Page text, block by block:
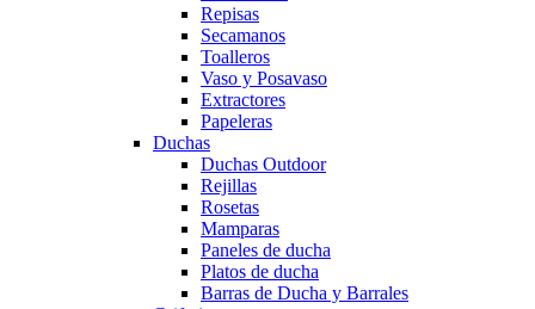
Repisas
Secamanos
Toalleros
Vaso y Posavaso
Extractores
Papeleras
Duchas
Duchas Outdoor
Rejillas
Rosetas
Mamparas
Paneles de ducha
Platos de ducha
Barras de Ducha y Barrales